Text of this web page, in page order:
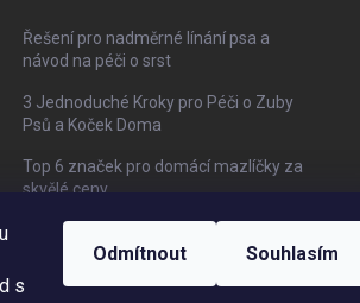
s
Odmítnout Souhlasím
Řešení pro nadměrné línání psa a
návod na péči o srst
3 Jednoduché Kroky pro Péči o Zuby
Psů a Koček Doma
Top 6 značek pro domácí mazlíčky za
skvělé ceny